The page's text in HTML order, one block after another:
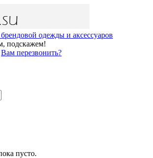
одежды и аксессуаров
подскажем!
Вам перезвонить?
пусто.